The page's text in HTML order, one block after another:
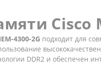
Cisco
4300-2G подходит для
DDR2 и обеспечен